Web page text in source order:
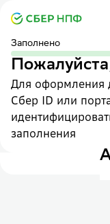
Заполнено
Для оформления
Сбер ID или
заполнения